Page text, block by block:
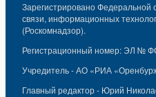
Зарегистрировано Федеральной
связи, информационных
(Роскомнадзор).
Регистрационный номер: ЭЛ №
Учредитель - АО «РИА
Главный редактор - Юрий